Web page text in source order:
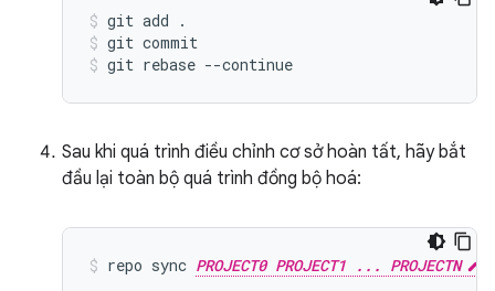
git add .
git commit
git rebase --continue
Sau khi quá trình điều chỉnh cơ sở hoàn tất, hãy bắt
đầu lại toàn bộ quá trình đồng bộ hoá:
repo sync PROJECT0 PROJECT1 ... PROJECTN